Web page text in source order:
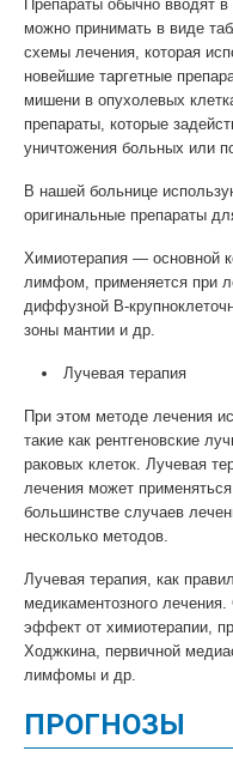
Препараты обычно вводят
можно принимать в виде
схемы лечения, которая
новейшие таргетные
мишени в опухолевых
препараты, которые
уничтожения больных или
В нашей больнице
оригинальные препараты
Химиотерапия — основной
лимфом, применяется при
диффузной В-
зоны мантии и др.
Лучевая терапия
При этом методе лечения
такие как рентгеновские
раковых клеток. Лучевая
лечения может
большинстве случаев
несколько методов.
Лучевая терапия, как
медикаментозного
эффект от химиотерапии,
Ходжкина, первичной
лимфомы и др.
ПРОГНОЗЫ